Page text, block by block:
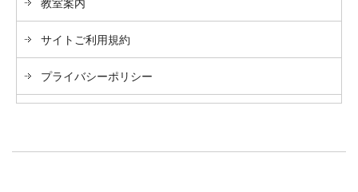
サイトご利用規約
プライバシーポリシー